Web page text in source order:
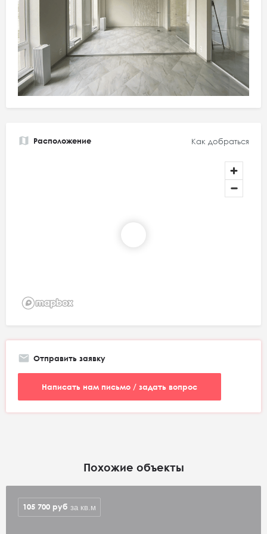
Расположение Как добраться
Отправить заявку
Написать нам письмо / задать вопрос
Похожие объекты
105 700 руб за кв.м